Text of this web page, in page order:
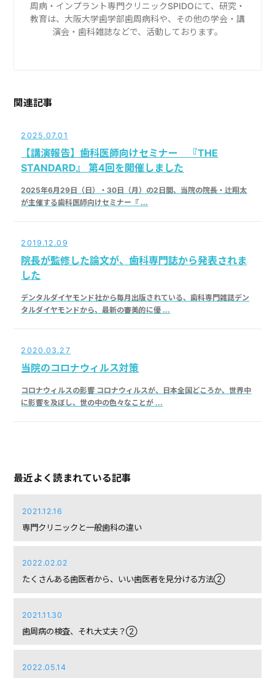
周病・インプラント専門クリニックSPIDOにて、研究・
教育は、大阪大学歯学部歯周病科や、その他の学会・講
演会・歯科雑誌などで、活動しております。
関連記事
2025.07.01
【講演報告】歯科医師向けセミナー 『THE
STANDARD』 第4回を開催しました
2025年6月29日（日）・30日（月）の2日間、当院の院長・辻翔太
が主催する歯科医師向けセミナー『 ...
2019.12.09
院長が監修した論文が、歯科専門誌から発表されま
した
デンタルダイヤモンド社から毎月出版されている、歯科専門雑誌デン
タルダイヤモンドから、最新の審美的に優 ...
2020.03.27
当院のコロナウィルス対策
コロナウィルスの影響 コロナウィルスが、日本全国どころか、世界中
に影響を及ぼし、世の中の色々なことが ...
最近よく読まれている記事
2021.12.16
専門クリニックと一般歯科の違い
2022.02.02
たくさんある歯医者から、いい歯医者を見分ける方法②
2021.11.30
歯周病の検査、それ大丈夫？②
2022.05.14